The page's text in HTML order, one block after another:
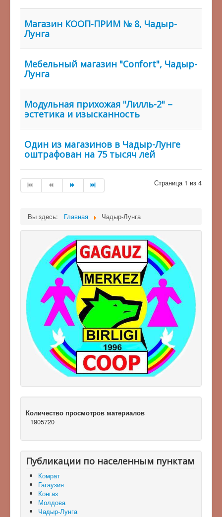
Магазин КООП-ПРИМ № 8, Чадыр-
Лунга
Мебельный магазин "Confort", Чадыр-
Лунга
Модульная прихожая "Лилль-2" –
эстетика и изысканность
Один из магазинов в Чадыр-Лунге
оштрафован на 75 тысяч лей
Страница 1 из 4
Вы здесь: Главная Чадыр-Лунга
Количество просмотров материалов
1905720
Публикации по населенным пунктам
Комрат
Гагаузия
Конгаз
Молдова
Чадыр-Лунга